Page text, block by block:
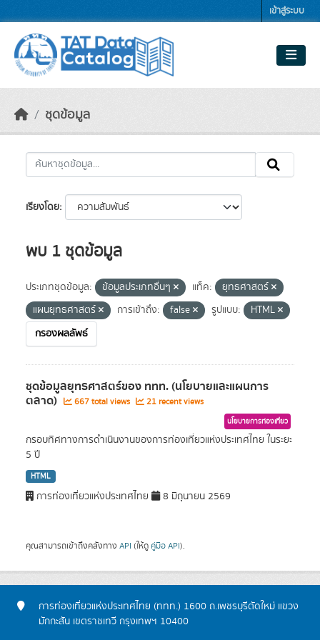
เข้าสู่ระบบ
ชุดข้อมูล
เรียงโดย
พบ 1 ชุดข้อมูล
ประเภทชุดข้อมูล: ข้อมูลประเภทอื่นๆ แท็ค:
ยุทธศาสตร์
แผนยุทธศาสตร์
การเข้าถึง: false รูปแบบ:
HTML
กรองผลลัพธ์
ชุดข้อมูลยุทธศาสตร์ของ ททท. (นโยบายและแผนการ
ตลาด) 667 total views 21 recent views
นโยบายการท่องเที่ยว
กรอบทิศทางการดำเนินงานของการท่องเที่ยวแห่งประเทศไทย ในระยะ
5 ปี
HTML
การท่องเที่ยวแห่งประเทศไทย 8 มิถุนายน 2569
คุณสามารถเข้าถึงคลังทาง API (ให้ดู คู่มือ API).
การท่องเที่ยวแห่งประเทศไทย (ททท.) 1600 ถ.เพชรบุรีตัดใหม่ แขวง
มักกะสัน เขตราชเทวี กรุงเทพฯ 10400